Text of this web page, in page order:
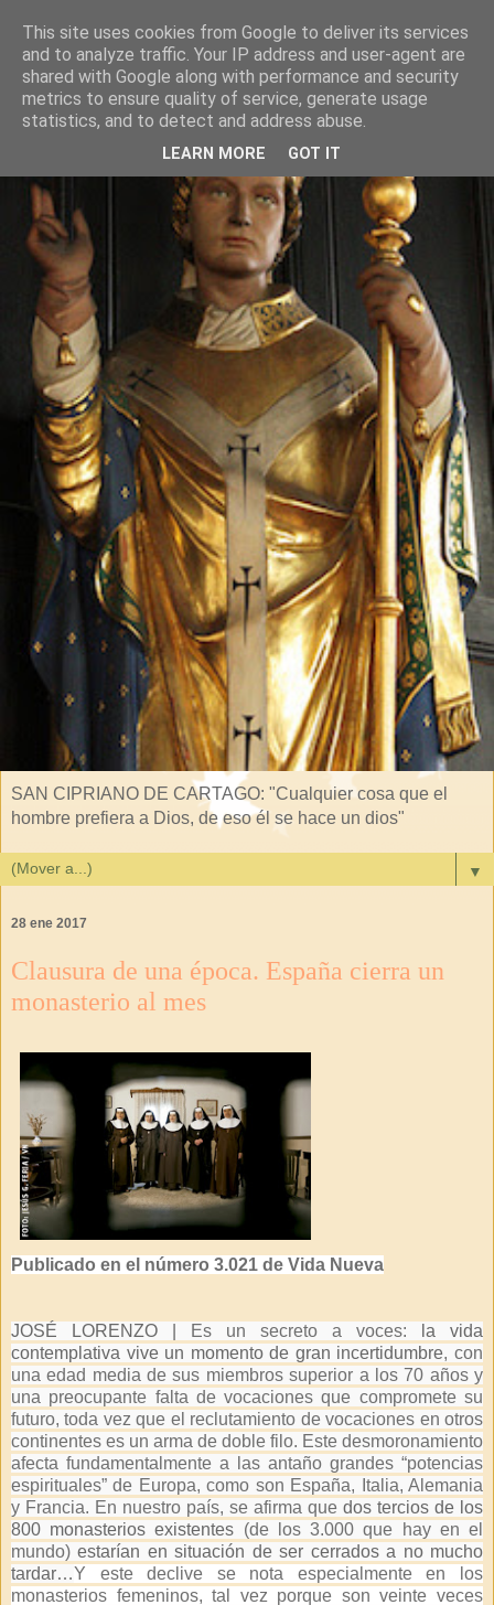
SAN CIPRIANO DE CARTAGO: "Cualquier cosa que el
hombre prefiera a Dios, de eso él se hace un dios"
▼
28 ene 2017
Clausura de una época. España cierra un
monasterio al mes
Publicado en el número 3.021 de Vida Nueva
JOSÉ LORENZO | Es un secreto a voces:
la vida
contemplativa vive un momento de gran incertidumbre, con
una edad media de sus miembros superior a los 70 años y
una preocupante falta de vocaciones que compromete su
futuro, toda vez que el reclutamiento de vocaciones en otros
continentes es un arma de doble filo. Este desmoronamiento
afecta fundamentalmente a las antaño grandes “potencias
espirituales” de Europa, como son España, Italia, Alemania
y Francia. En nuestro país, se afirma que dos tercios de los
800 monasterios existentes (de los 3.000 que hay en el
mundo)estarían en situación de ser cerrados a no mucho
tardar…Y este declive se nota especialmente en los
monasterios femeninos, tal vez porque son veinte veces
This site uses cookies from Google to deliver its services
and to analyze traffic. Your IP address and user-agent are
shared with Google along with performance and security
metrics to ensure quality of service, generate usage
statistics, and to detect and address abuse.
LEARN MORE GOT IT